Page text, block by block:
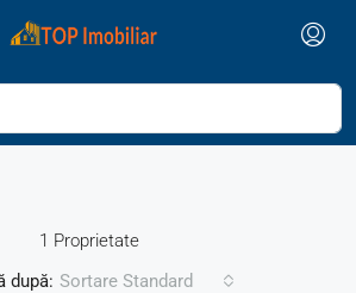
1 Proprietate
după: Sortare Standard